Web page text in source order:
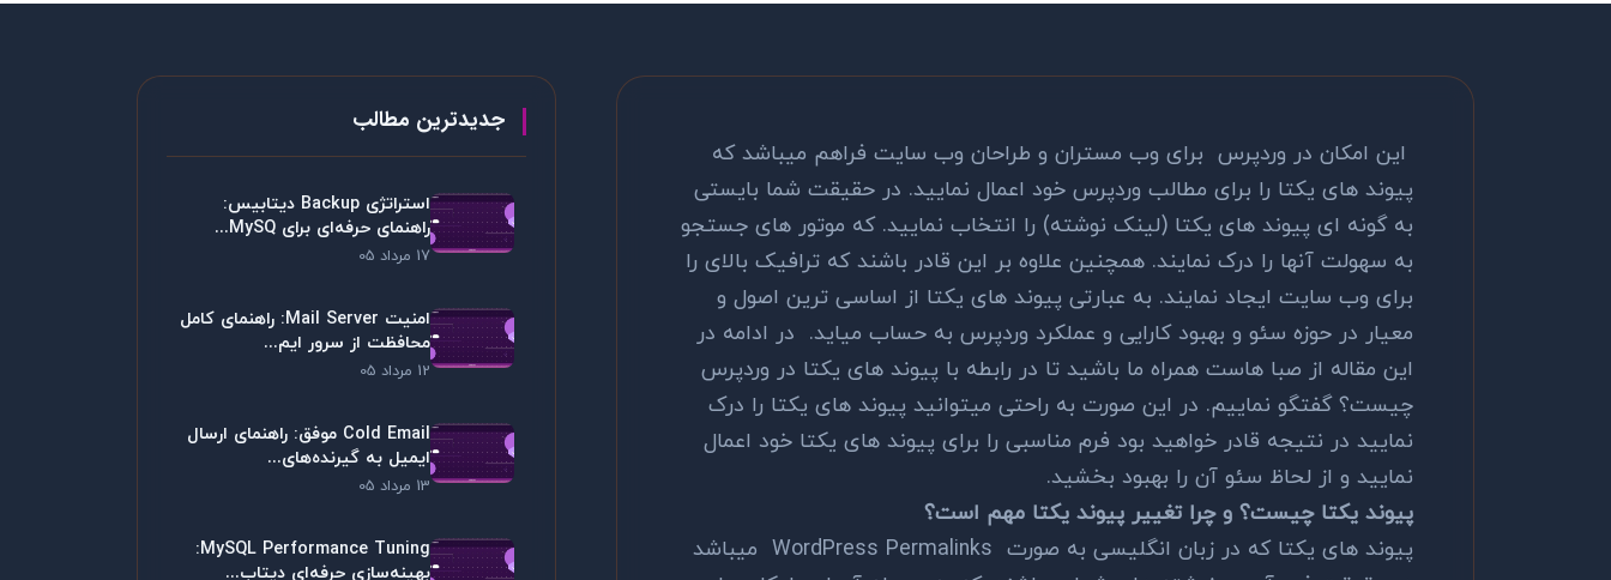
این امکان در وردپرس برای وب مستران و طراحان وب سایت فراهم میباشد که
پیوند های یکتا را برای مطالب وردپرس خود اعمال نمایید. در حقیقت شما بایستی
به گونه ای پیوند های یکتا (لینک نوشته) را انتخاب نمایید. که موتور های جستجو
به سهولت آنها را درک نمایند. همچنین علاوه بر این قادر باشند که ترافیک بالای را
برای وب سایت ایجاد نمایند. به عبارتی پیوند های یکتا از اساسی ترین اصول و
معیار در حوزه سئو و بهبود کارایی و عملکرد وردپرس به حساب میاید. در ادامه در
این مقاله از صبا هاست همراه ما باشید تا در رابطه با پیوند های یکتا در وردپرس
چیست؟ گفتگو نماییم. در این صورت به راحتی میتوانید پیوند های یکتا را درک
نمایید در نتیجه قادر خواهید بود فرم مناسبی را برای پیوند های یکتا خود اعمال
نمایید و از لحاظ سئو آن را بهبود بخشید.
پیوند یکتا چیست؟ و چرا تغییر پیوند یکتا مهم است؟
پیوند های یکتا که در زبان انگلیسی به صورت WordPress Permalinks میباشد
جدیدترین مطالب
استراتژی Backup دیتابیس:
راهنمای حرفه‌ای برای MySQ...
17 مرداد 05
امنیت Mail Server: راهنمای کامل
محافظت از سرور ایم...
12 مرداد 05
Cold Email موفق: راهنمای ارسال
ایمیل به گیرنده‌های...
13 مرداد 05
MySQL Performance Tuning:
بهینه‌سازی حرفه‌ای دیتاب...